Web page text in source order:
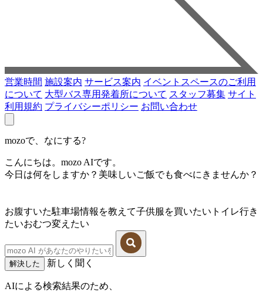
営業時間 施設案内 サービス案内 イベントスペースのご利用
について 大型バス専用発着所について スタッフ募集 サイト
利用規約 プライバシーポリシー お問い合わせ
mozoで、なにする?
こんにちは。mozo AIです。
今日は何をしますか？美味しいご飯でも食べにきませんか？
お腹すいた駐車場情報を教えて子供服を買いたい トイレ行き
たいおむつ変えたい
解決した 新しく聞く
AIによる検索結果のため、